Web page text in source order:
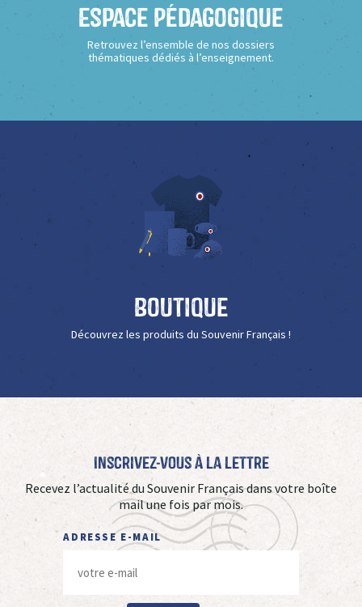
Espace Pédagogique
Retrouvez l’ensemble de nos dossiers
thématiques dédiés à l’enseignement.
Boutique
Découvrez les produits du Souvenir Français !
Inscrivez-vous à La Lettre
Recevez l’actualité du Souvenir Français dans votre boîte
mail une fois par mois.
ADRESSE E-MAIL